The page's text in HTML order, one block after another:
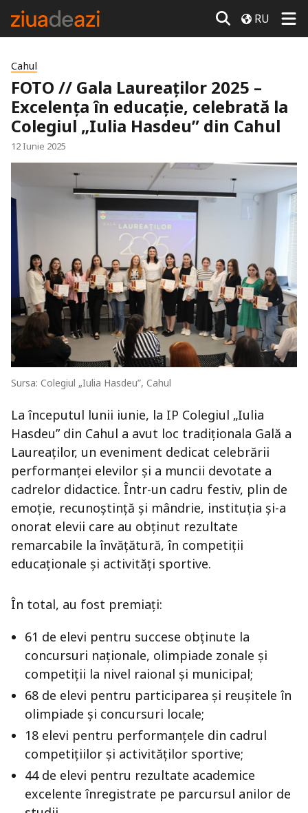
RU
Cahul
FOTO // Gala Laureaților 2025 –
Excelența în educație, celebrată la
Colegiul „Iulia Hasdeu” din Cahul
12 Iunie 2025
Sursa: Colegiul „Iulia Hasdeu”, Cahul
La începutul lunii iunie, la IP Colegiul „Iulia
Hasdeu” din Cahul a avut loc tradiționala Gală a
Laureaților, un eveniment dedicat celebrării
performanței elevilor și a muncii devotate a
cadrelor didactice. Într-un cadru festiv, plin de
emoție, recunoștință și mândrie, instituția și-a
onorat elevii care au obținut rezultate
remarcabile la învățătură, în competiții
educaționale și activități sportive.
În total, au fost premiați:
61 de elevi pentru succese obținute la
concursuri naționale, olimpiade zonale și
competiții la nivel raional și municipal;
68 de elevi pentru participarea și reușitele în
olimpiade și concursuri locale;
18 elevi pentru performanțele din cadrul
competițiilor și activităților sportive;
44 de elevi pentru rezultate academice
excelente înregistrate pe parcursul anilor de